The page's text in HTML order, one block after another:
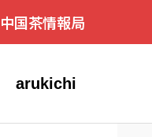
中国茶情報局
arukichi